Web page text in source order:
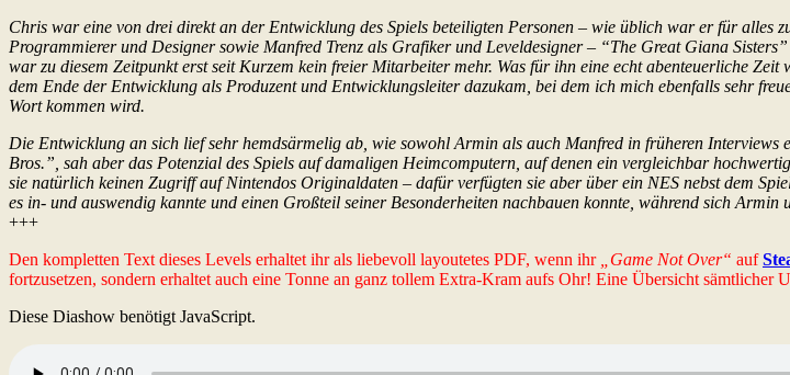
Chris war eine von drei direkt an der Entwicklung des Spiels beteiligten Personen – wie üblich war er für alles
Programmierer und Designer sowie Manfred Trenz als Grafiker und Leveldesigner – “The Great Giana
war zu diesem Zeitpunkt erst seit Kurzem kein freier Mitarbeiter mehr. Was für ihn eine echt abenteuerliche
dem Ende der Entwicklung als Produzent und Entwicklungsleiter dazukam, bei dem ich mich ebenfalls sehr
Wort kommen wird.
Die Entwicklung an sich lief sehr hemdsärmelig ab, wie sowohl Armin als auch Manfred in früheren
Bros.”, sah aber das Potenzial des Spiels auf damaligen Heimcomputern, auf denen ein vergleichbar
sie natürlich keinen Zugriff auf Nintendos Originaldaten – dafür verfügten sie aber über ein NES nebst dem
es in- und auswendig kannte und einen Großteil seiner Besonderheiten nachbauen konnte, während sich
+++
Den kompletten Text dieses Levels erhaltet ihr als liebevoll layoutetes PDF, wenn ihr
„Game Not Over“ auf
fortzusetzen, sondern erhaltet auch eine Tonne an ganz tollem Extra-Kram aufs Ohr! Eine Übersicht sämtlicher
Diese Diashow benötigt JavaScript.